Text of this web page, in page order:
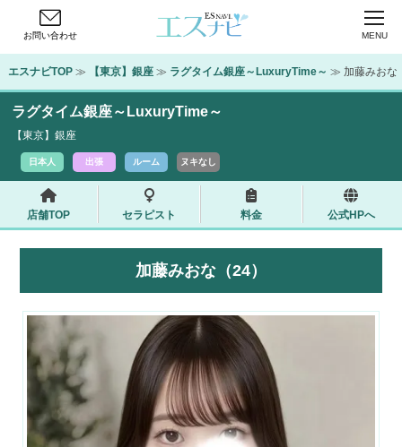
お問い合わせ MENU
エスナビTOP ≫ 【東京】銀座 ≫ ラグタイム銀座～LuxuryTime～ ≫ 加藤みおな
ラグタイム銀座～LuxuryTime～
【東京】銀座
日本人 出張 ルーム ヌキなし
店舗TOP セラピスト 料金 公式HPへ
加藤みおな（24）